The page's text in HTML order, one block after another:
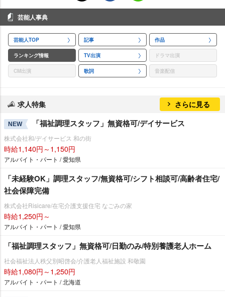
芸能人事典
芸能人TOP 記事 作品
ランキング情報 TV出演 ドラマ出演
CM出演 歌詞 音楽配信
求人特集 さらに見る
NEW 「福祉調理スタッフ」無資格可/デイサービス
株式会社和/デイサービス 和の街
時給1,140円～1,150円
アルバイト・パート / 愛知県
「未経験OK」調理スタッフ/無資格可/シフト相談可/高齢者住宅/
社会保障完備
株式会社Risicare/在宅介護支援住宅 なごみの家
時給1,250円～
アルバイト・パート / 愛知県
「福祉調理スタッフ」無資格可/日勤のみ/特別養護老人ホーム
社会福祉法人秩父別昭啓会/介護老人福祉施設 和敬園
時給1,080円～1,250円
アルバイト・パート / 北海道